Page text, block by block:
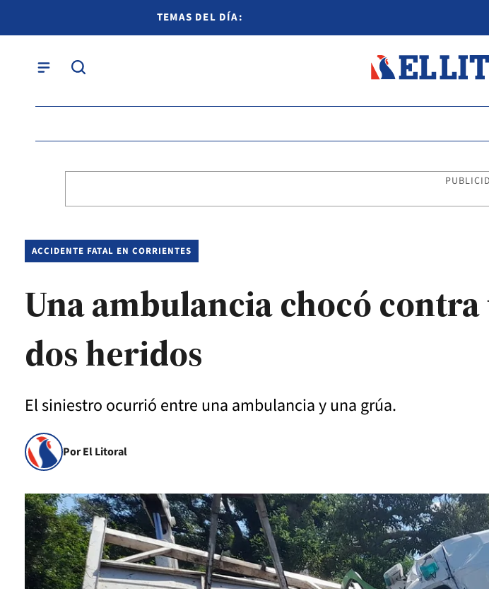
TEMAS DEL DÍA:
ACCIDENTE FATAL EN CORRIENTES
Una ambulancia chocó
dos heridos
El siniestro ocurrió entre una ambulancia y una grúa.
Por El Litoral